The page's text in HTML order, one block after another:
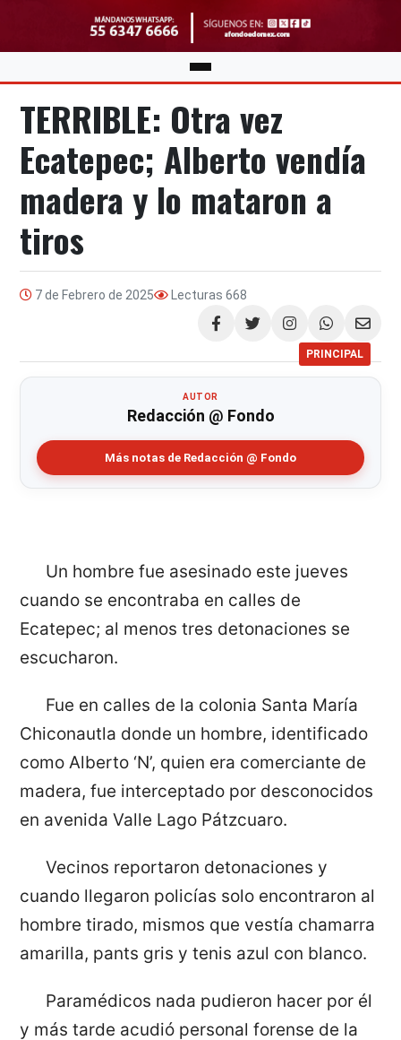
TERRIBLE: Otra vez
Ecatepec; Alberto vendía
madera y lo mataron a
tiros
7 de Febrero de 2025 Lecturas 668
Compartir
PRINCIPAL
AUTOR
Redacción @ Fondo
Más notas de Redacción @ Fondo
Un hombre fue asesinado este jueves
cuando se encontraba en calles de
Ecatepec; al menos tres detonaciones se
escucharon.
Fue en calles de la colonia Santa María
Chiconautla donde un hombre, identificado
como Alberto ‘N’, quien era comerciante de
madera, fue interceptado por desconocidos
en avenida Valle Lago Pátzcuaro.
Vecinos reportaron detonaciones y
cuando llegaron policías solo encontraron al
hombre tirado, mismos que vestía chamarra
amarilla, pants gris y tenis azul con blanco.
Paramédicos nada pudieron hacer por él
y más tarde acudió personal forense de la